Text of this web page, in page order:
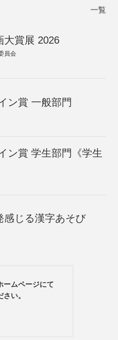
一覧
大賞展 2026
員会
ン賞 一般部門
ン賞 学生部門《学生
感じる漢字あそび
ームページにて
い。